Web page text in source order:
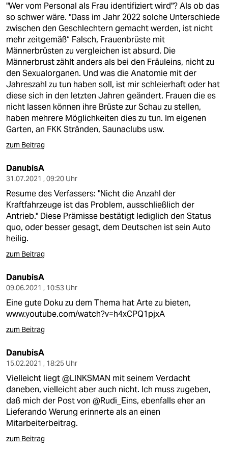
"Wer vom Personal als Frau identifiziert wird"? Als ob das
so schwer wäre. "Dass im Jahr 2022 solche Unterschiede
zwischen den Geschlechtern gemacht werden, ist nicht
mehr zeitgemäß“ Falsch, Frauenbrüste mit
Männerbrüsten zu vergleichen ist absurd. Die
Männerbrust zählt anders als bei den Fräuleins, nicht zu
den Sexualorganen. Und was die Anatomie mit der
Jahreszahl zu tun haben soll, ist mir schleierhaft oder hat
diese sich in den letzten Jahren geändert. Frauen die es
nicht lassen können ihre Brüste zur Schau zu stellen,
haben mehrere Möglichkeiten dies zu tun. Im eigenen
Garten, an FKK Stränden, Saunaclubs usw.
zum Beitrag
DanubisA
31.07.2021 , 09:20 Uhr
Resume des Verfassers: "Nicht die Anzahl der
Kraftfahrzeuge ist das Problem, ausschließlich der
Antrieb." Diese Prämisse bestätigt lediglich den Status
quo, oder besser gesagt, dem Deutschen ist sein Auto
heilig.
zum Beitrag
DanubisA
09.06.2021 , 10:53 Uhr
Eine gute Doku zu dem Thema hat Arte zu bieten,
www.youtube.com/watch?v=h4xCPQ1pjxA
zum Beitrag
DanubisA
15.02.2021 , 18:25 Uhr
Vielleicht liegt @LINKSMAN mit seinem Verdacht
daneben, vielleicht aber auch nicht. Ich muss zugeben,
daß mich der Post von @Rudi_Eins, ebenfalls eher an
Lieferando Werung erinnerte als an einen
Mitarbeiterbeitrag.
zum Beitrag